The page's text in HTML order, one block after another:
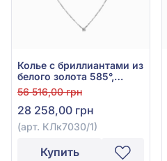
Колье с бриллиантами из
белого золота 585°,
бриллиант 0,11ct, арт.
КЛк7030/1
56 516,00 грн
28 258,00 грн
(арт. КЛк7030/1)
Купить